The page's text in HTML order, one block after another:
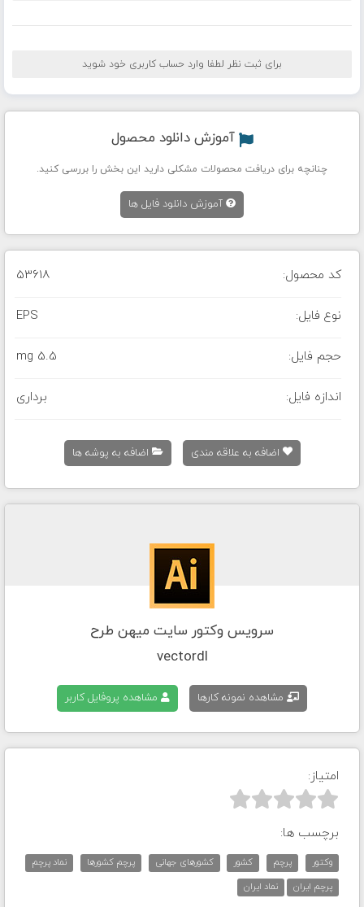
برای ثبت نظر لطفا وارد حساب کاربری خود شوید
آموزش دانلود محصول
چنانچه برای دریافت محصولات مشکلی دارید این بخش را بررسی کنید.
آموزش دانلود فایل ها
کد محصول: 53618
نوع فایل: EPS
حجم فایل: 5.5 mg
اندازه فایل: برداری
اضافه به علاقه مندی اضافه به پوشه ها
سرویس وکتور سایت میهن طرح
vectordl
مشاهده نمونه کارها مشاهده پروفایل کاربر
امتیاز:



برچسب ها:
وکتور پرچم کشور کشورهای جهانی پرچم کشورها
نماد پرچم
پرچم ایران
نماد ایران